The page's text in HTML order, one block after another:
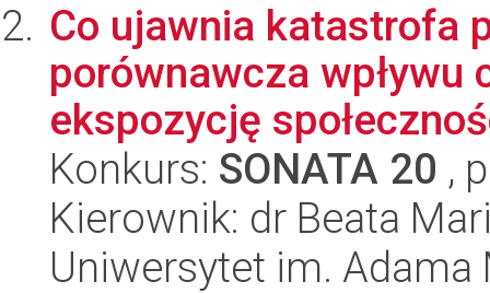
Co ujawnia katastrofa
porównawcza wpływu
ekspozycję
Konkurs: SONATA 20 ,
Kierownik: dr Beata
Uniwersytet im.